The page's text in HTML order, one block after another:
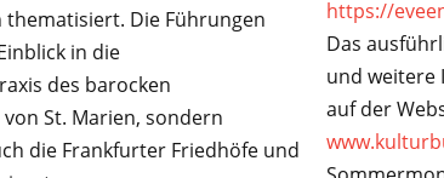
Die Führungen
in die
des barocken
St. Marien, sondern
die Frankfurter Friedhöfe und
https://
Das
und weitere
auf der